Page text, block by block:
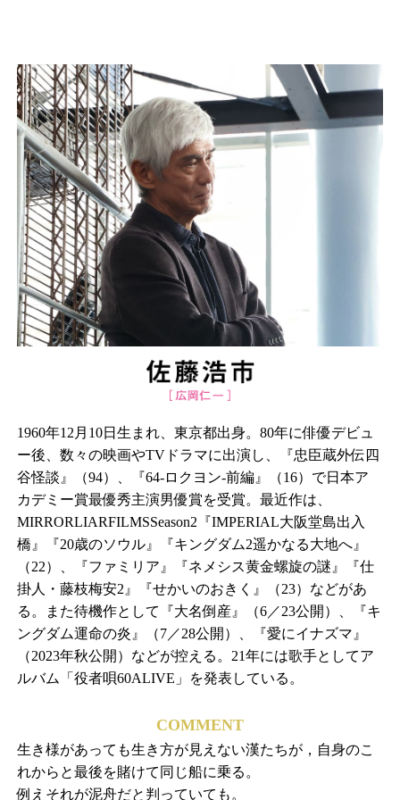
1960年12月10日生まれ、東京都出身。80年に俳優デビュ
ー後、数々の映画やTVドラマに出演し、『忠臣蔵外伝四
谷怪談』（94）、『64‐ロクヨン‐前編』（16）で日本ア
カデミー賞最優秀主演男優賞を受賞。最近作は、
MIRRORLIARFILMSSeason2『IMPERIAL大阪堂島出入
橋』『20歳のソウル』『キングダム2遥かなる大地へ』
（22）、『ファミリア』『ネメシス黄金螺旋の謎』『仕
掛人・藤枝梅安2』『せかいのおきく』（23）などがあ
る。また待機作として『大名倒産』（6／23公開）、『キ
ングダム運命の炎』（7／28公開）、『愛にイナズマ』
（2023年秋公開）などが控える。21年には歌手としてア
ルバム「役者唄60ALIVE」を発表している。
COMMENT
生き様があっても生き方が見えない漢たちが，自身のこ
れからと最後を賭けて同じ船に乗る。
例えそれが泥舟だと判っていても。